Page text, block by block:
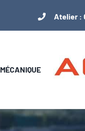
Atelier :